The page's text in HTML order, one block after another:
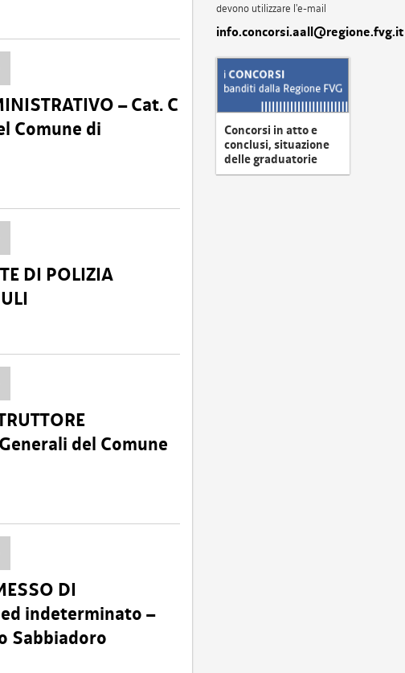
– Cat. C
Comune di
DI POLIZIA
del Comune
DI
indeterminato –
Sabbiadoro
devono utilizzare l'e-mail
info.concorsi.aall@regione.fvg.it
Concorsi in atto e
conclusi, situazione
delle graduatorie